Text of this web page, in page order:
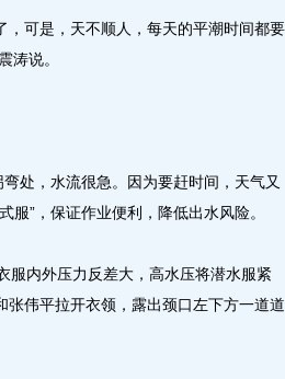
可是，天不顺人，每天的平潮时间都要
涛说。
处，水流很急。因为要赶时间，天气又
服”，保证作业便利，降低出水风险。
内外压力反差大，高水压将潜水服紧
伟平拉开衣领，露出颈口左下方一道道